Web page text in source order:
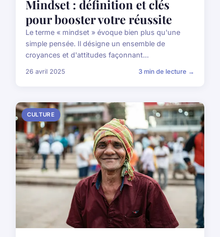
Mindset : définition et clés
pour booster votre réussite
Le terme « mindset » évoque bien plus qu'une
simple pensée. Il désigne un ensemble de
croyances et d'attitudes façonnant...
26 avril 2025 3 min de lecture →
CULTURE